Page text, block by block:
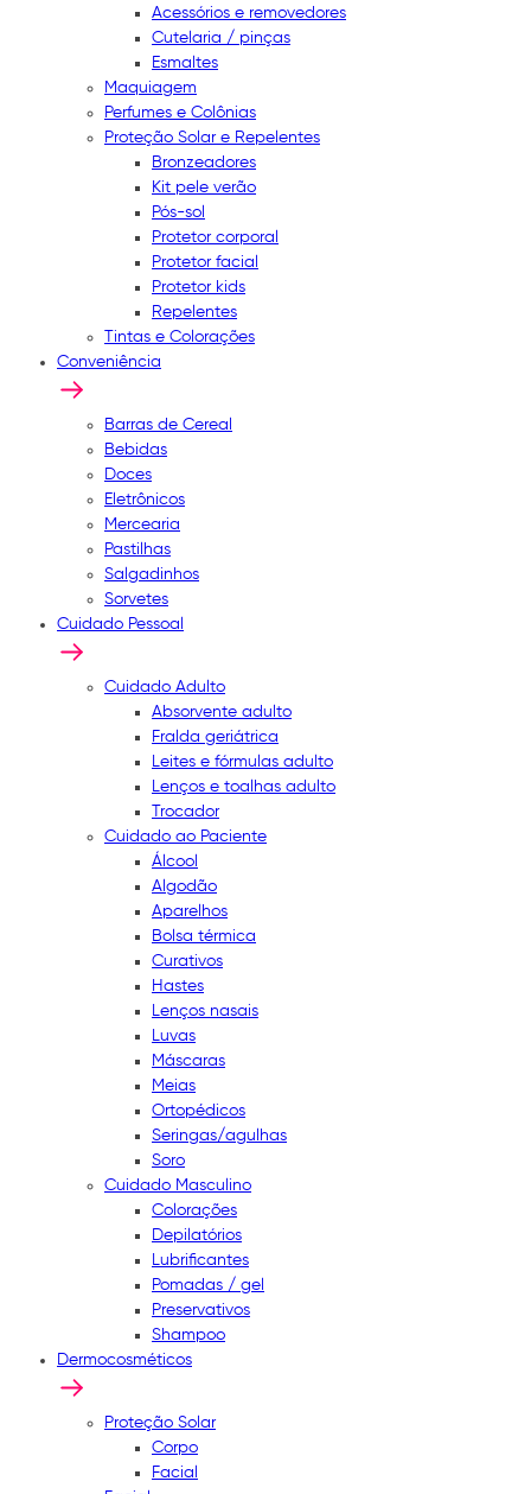
Acessórios e removedores
Cutelaria / pinças
Esmaltes
Maquiagem
Perfumes e Colônias
Proteção Solar e Repelentes
Bronzeadores
Kit pele verão
Pós-sol
Protetor corporal
Protetor facial
Protetor kids
Repelentes
Tintas e Colorações
Conveniência
Barras de Cereal
Bebidas
Doces
Eletrônicos
Mercearia
Pastilhas
Salgadinhos
Sorvetes
Cuidado Pessoal
Cuidado Adulto
Absorvente adulto
Fralda geriátrica
Leites e fórmulas adulto
Lenços e toalhas adulto
Trocador
Cuidado ao Paciente
Álcool
Algodão
Aparelhos
Bolsa térmica
Curativos
Hastes
Lenços nasais
Luvas
Máscaras
Meias
Ortopédicos
Seringas/agulhas
Soro
Cuidado Masculino
Colorações
Depilatórios
Lubrificantes
Pomadas / gel
Preservativos
Shampoo
Dermocosméticos
Proteção Solar
Corpo
Facial